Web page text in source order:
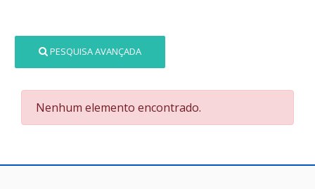
PESQUISA AVANÇADA
Nenhum elemento encontrado.